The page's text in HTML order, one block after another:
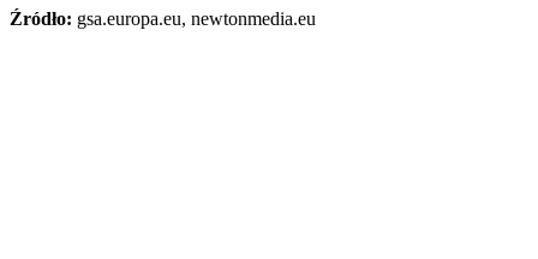
Źródło: gsa.europa.eu, newtonmedia.eu